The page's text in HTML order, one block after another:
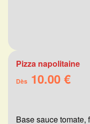
Pizza napolitaine
Dès 10.00 €
Base sauce tomate,